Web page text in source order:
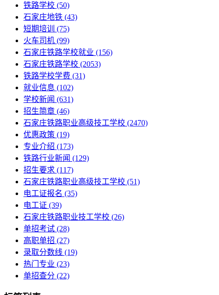
铁路学校 (50)
石家庄地铁 (43)
短期培训
(75)
火车司机 (99)
石家庄铁路学校就业 (156)
石家庄铁路学校 (2053)
铁路学校学费 (31)
就业信息 (102)
学校新闻 (631)
招生简章 (46)
石家庄铁路职业高级技工学校 (2470)
优惠政策 (19)
专业介绍 (173)
铁路行业新闻 (129)
招生要求 (117)
石家庄铁路职业高级技工学校​ (51)
电工证报名 (35)
电工证 (39)
石家庄铁路职业技工学校 (26)
单招考试 (28)
高职单招 (27)
录取分数线 (19)
热门专业 (23)
单招查分 (22)